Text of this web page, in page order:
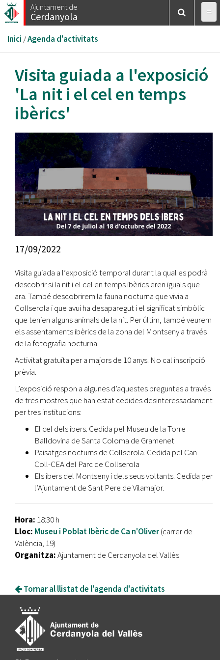
Vés
al
Ajuntament de
Cerdanyola
Esteu
aquí
Inici /Agenda d'activitats
Visita guiada a l'exposició
'La nit i el cel en temps
ibèrics'
17/09/2022
Visita guiada a l’exposició temporal durant la qual es podrà
descobrir si la nit i el cel en temps ibèrics eren iguals que
ara. També descobrirem la fauna nocturna que vivia a
Collserola i que avui ha desaparegut i el significat simbòlic
que tenien alguns animals de la nit. Per últim, també veurem
els assentaments ibèrics de la zona del Montseny a través
de la fotografia nocturna.
Activitat gratuïta per a majors de 10 anys. No cal inscripció
prèvia.
L’exposició respon a algunes d’aquestes preguntes a través
de tres mostres que han estat cedides desinteressadament
per tres institucions:
El cel dels ibers. Cedida pel Museu de la Torre
Balldovina de Santa Coloma de Gramenet
Paisatges nocturns de Collserola. Cedida pel Can
Coll-CEA del Parc de Collserola
Els ibers del Montseny i dels seus voltants. Cedida per
l’Ajuntament de Sant Pere de Vilamajor.
Hora: 18:30 h
Lloc: Museu i Poblat Ibèric de Ca n'Oliver(carrer de
València, 19)
Organitza:Ajuntament de Cerdanyola del Vallès
Tornar al llistat de l'agenda d'activitats